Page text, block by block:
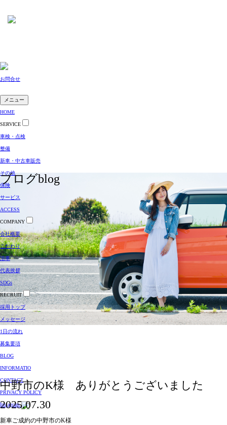
お問合せ
メニュー
HOME
SERVICE
車検・点検
整備
新車・中古車販売
その他
保険
サービス
ACCESS
COMPANY
会社概要
こだわり
沿革
代表挨拶
SDGs
RECRUIT
採用トップ
メッセージ
1日の流れ
募集要項
BLOG
INFORMATIO
CONTACT
PRIVACY POLICY
Instagram
ブログblog
中野市のK様 ありがとうございました
2025.07.30
新車ご成約の中野市のK様